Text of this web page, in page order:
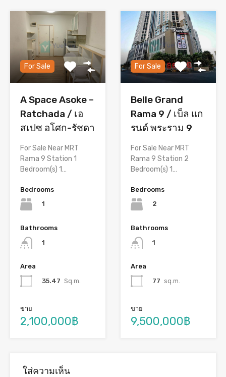
For Sale
A Space Asoke –
Ratchada / เอ
สเปซ อโศก-รัชดา
For Sale Near MRT
Rama 9 Station 1
Bedroom(s) 1…
Bedrooms
1
Bathrooms
1
Area
35.47 Sq.m.
ขาย
2,100,000฿
For Sale
Belle Grand
Rama 9 / เบ็ล แก
รนด์ พระราม 9
For Sale Near MRT
Rama 9 Station 2
Bedroom(s) 1…
Bedrooms
2
Bathrooms
1
Area
77 sq.m.
ขาย
9,500,000฿
ใส่ความเห็น